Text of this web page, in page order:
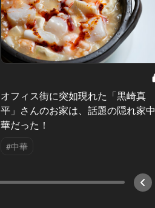
オフィス街に突如現れた「黒崎真
平」さんのお家は、話題の隠れ家中
華だった！
#中華